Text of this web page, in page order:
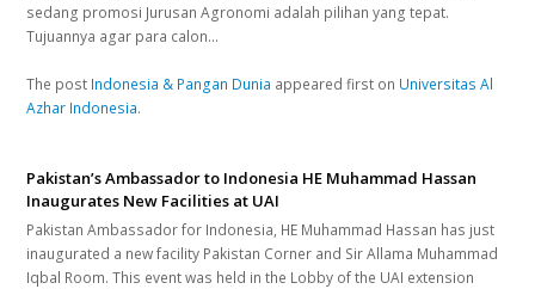
sedang promosi Jurusan Agronomi adalah pilihan yang tepat.
Tujuannya agar para calon…
The post Indonesia & Pangan Dunia appeared first on Universitas Al
Azhar Indonesia.
Pakistan’s Ambassador to Indonesia HE Muhammad Hassan
Inaugurates New Facilities at UAI
Pakistan Ambassador for Indonesia, HE Muhammad Hassan has just
inaugurated a new facility Pakistan Corner and Sir Allama Muhammad
Iqbal Room. This event was held in the Lobby of the UAI extension